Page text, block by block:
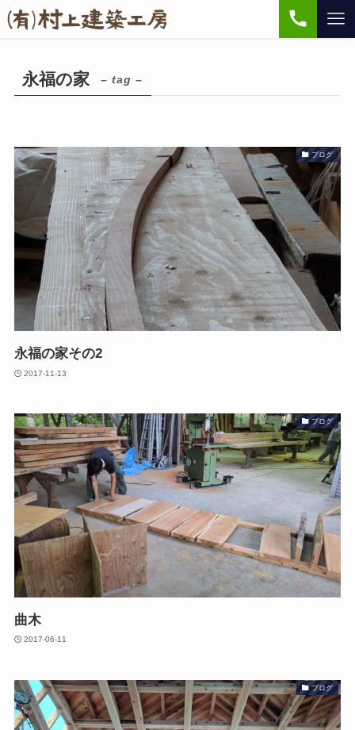
永福の家 – tag –
ブログ
永福の家その2
2017-11-13
ブログ
曲木
2017-06-11
ブログ